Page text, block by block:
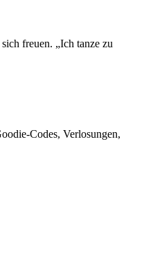
freuen. „Ich tanze zu
Codes, Verlosungen,